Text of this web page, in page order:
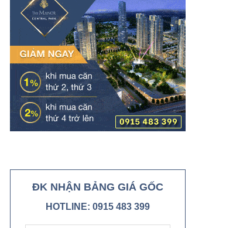
ĐK NHẬN BẢNG GIÁ GỐC
HOTLINE: 0915 483 399